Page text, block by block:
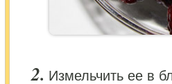
Измельчить ее в